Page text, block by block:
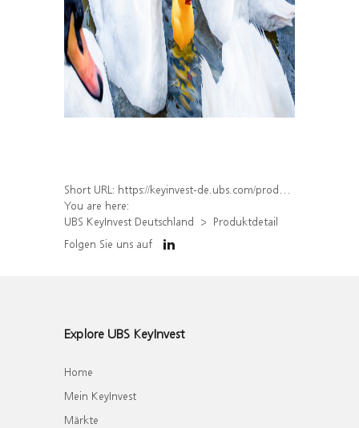
Short URL: https://keyinvest-de.ubs.com/produkt/detail/index/isin/DE000WA55U36
You are here:
UBS KeyInvest Deutschland
Produktdetail
Folgen Sie uns auf
Explore UBS KeyInvest
Home
Mein KeyInvest
Märkte